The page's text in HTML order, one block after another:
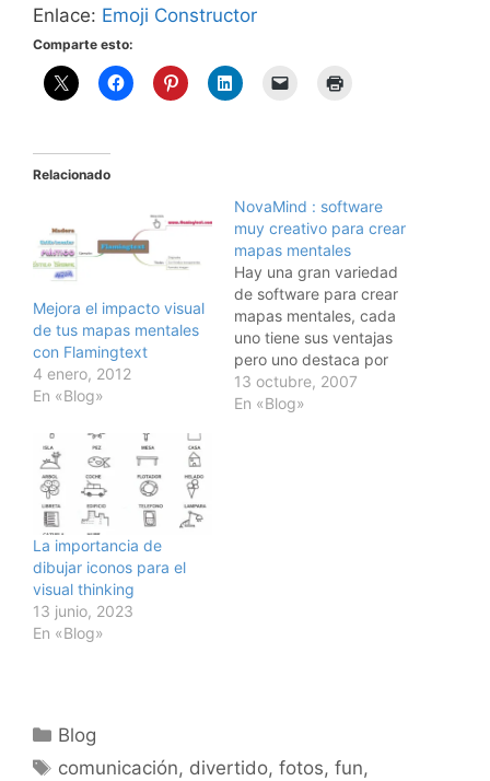
Enlace: Emoji Constructor
Comparte esto:
Relacionado
Mejora el impacto visual
de tus mapas mentales
con Flamingtext
4 enero, 2012
En «Blog»
NovaMind : software
muy creativo para crear
mapas mentales
Hay una gran variedad
de software para crear
mapas mentales, cada
uno tiene sus ventajas
pero uno destaca por
ofrecer lo mejor en
termino de creatividad y
13 octubre, 2007
En «Blog»
La importancia de
dibujar iconos para el
visual thinking
13 junio, 2023
En «Blog»
Categorías
Blog
Etiquetas
comunicación, divertido,fotos,fun,